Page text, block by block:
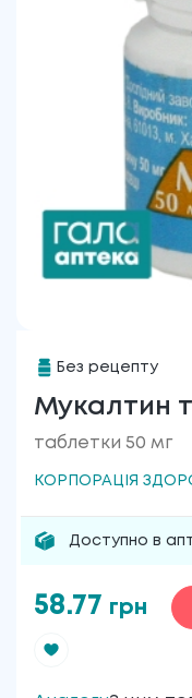
Без рецепту
Мукалтин
таблетки 50 мг
КОРПОРАЦІЯ
Доступно в
58.77 грн